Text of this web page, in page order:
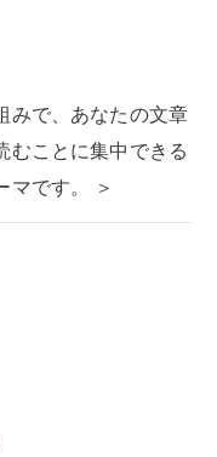
みで、あなたの文章
むことに集中できる
マです。 ＞